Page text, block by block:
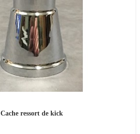
Cache ressort de kick